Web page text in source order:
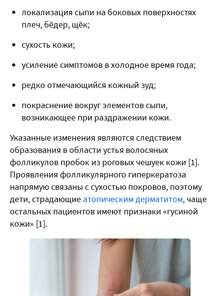
локализация сыпи на боковых поверхностях
плеч, бёдер, щёк;
сухость кожи;
усиление симптомов в холодное время года;
редко отмечающийся кожный зуд;
покраснение вокруг элементов сыпи,
возникающее при раздражении кожи.
Указанные изменения являются следствием
образования в области устья волосяных
фолликулов пробок из роговых чешуек кожи [1].
Проявления фолликулярного гиперкератоза
напрямую связаны с сухостью покровов, поэтому
дети, страдающие атопическим дерматитом, чаще
остальных пациентов имеют признаки «гусиной
кожи» [1].